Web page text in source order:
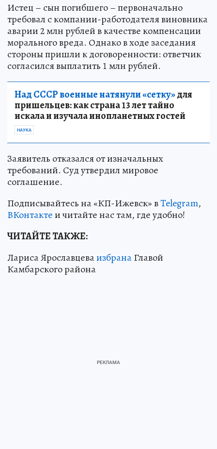
Истец – сын погибшего – первоначально
требовал с компании-работодателя виновника
аварии 2 млн рублей в качестве компенсации
морального вреда. Однако в ходе заседания
стороны пришли к договоренности: ответчик
согласился выплатить 1 млн рублей.
Над СССР военные натянули «сетку»для
пришельцев: как страна 13 лет тайно
искала и изучала инопланетных гостей
НАУКА
Заявитель отказался от изначальных
требований. Суд утвердил мировое
соглашение.
Подписывайтесь на «КП-Ижевск» вTelegram,
ВКонтактеи читайте нас там, где удобно!
ЧИТАЙТЕ ТАКЖЕ:
Лариса ЯрославцеваизбранаГлавой
Камбарского района